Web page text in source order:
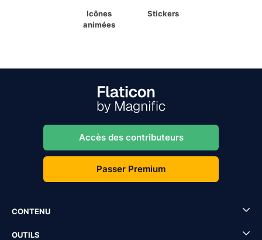
Icônes
animées
Stickers
Accès des contributeurs
Passer Premium
CONTENU
OUTILS